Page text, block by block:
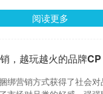
阅读更多
，越玩越火的品牌CP
绑营销方式获得了社会